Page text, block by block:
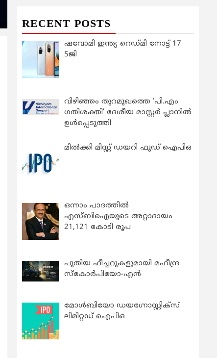
RECENT POSTS
ഷവോമി ഇന്ത്യ റെഡ്മി നോട്ട് 17
5ജി
വിഴിഞ്ഞം തുറമുഖത്തെ ‘പി.എം
ഗതിശക്തി’ ദേശീയ മാസ്റ്റർ പ്ലാനിൽ
ഉൾപ്പെടുത്തി
മിൽക്കി മിസ്റ്റ് ഡയറി ഫുഡ് ഐപിഒ
ഒന്നാം പാദത്തിൽ
എസ്ബിഐയുടെ അറ്റാദായം
21,121 കോടി രൂപ
പുതിയ ഫീച്ചറുകളുമായി മഹീന്ദ്ര
സ്കോർപിയോ-എൻ
മോൾബിയോ ഡയഗ്നോസ്റ്റിക്സ്
ലിമിറ്റഡ് ഐപിഒ